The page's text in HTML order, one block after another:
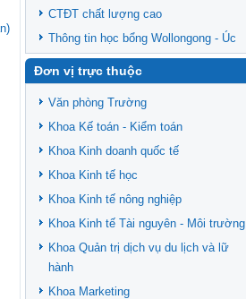
CTĐT chất lượng cao
Thông tin học bổng Wollongong - Úc
Đơn vị trực thuộc
Văn phòng Trường
Khoa Kế toán - Kiểm toán
Khoa Kinh doanh quốc tế
Khoa Kinh tế học
Khoa Kinh tế nông nghiệp
Khoa Kinh tế Tài nguyên - Môi trường
Khoa Quản trị dịch vụ du lịch và lữ
hành
Khoa Marketing